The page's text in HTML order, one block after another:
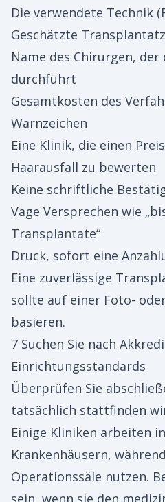
Die verwendete Technik
Geschätzte
Name des Chirurgen, der
durchführt
Gesamtkosten des
Warnzeichen
Eine Klinik, die einen
Haarausfall zu bewerten
Keine schriftliche
Vage Versprechen wie
Transplantate“
Druck, sofort eine
Eine zuverlässige
sollte auf einer Foto-
basieren.
7 Suchen Sie nach
Einrichtungsstandards
Überprüfen Sie
tatsächlich stattfinden
Einige Kliniken arbeiten
Krankenhäusern,
Operationssäle nutzen.